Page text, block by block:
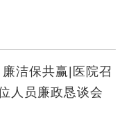
廉洁保共赢|医院召
人员廉政恳谈会